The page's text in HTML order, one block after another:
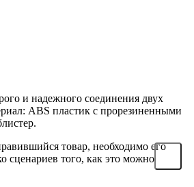
и надежного соединения двух
ABS пластик с прорезиненными
товар, необходимо его
сценариев того, как это можно